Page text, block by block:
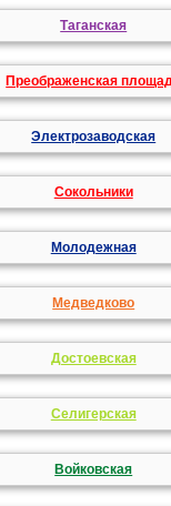
Таганская
Преображенская
Электрозаводская
Сокольники
Молодежная
Медведково
Достоевская
Селигерская
Войковская